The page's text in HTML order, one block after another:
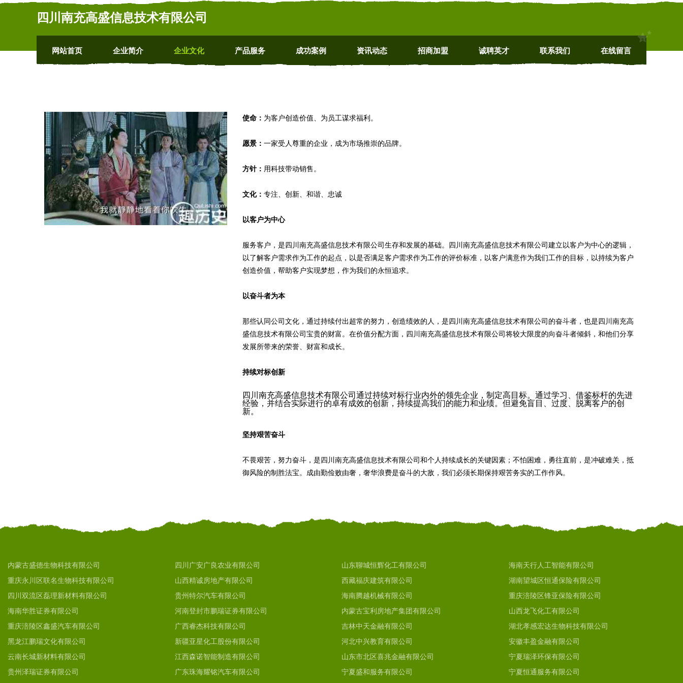
四川南充高盛信息技术有限公司
网站首页 企业简介 企业文化 产品服务 成功案例 资讯动态 招商加盟 诚聘英才 联系我们 在线留言
使命： 为客户创造价值、为员工谋求福利。
愿景： 一家受人尊重的企业，成为市场推崇的品牌。
方针： 用科技带动销售。
文化： 专注、创新、和谐、忠诚
以客户为中心
服务客户，是四川南充高盛信息技术有限公司生存和发展的基础。四川南充高盛信息技术有限公司建立以客户为中心的逻辑，
以了解客户需求作为工作的起点，以是否满足客户需求作为工作的评价标准，以客户满意作为我们工作的目标，以持续为客户
创造价值，帮助客户实现梦想，作为我们的永恒追求。
以奋斗者为本
那些认同公司文化，通过持续付出超常的努力，创造绩效的人，是四川南充高盛信息技术有限公司的奋斗者，也是四川南充高
盛信息技术有限公司宝贵的财富。在价值分配方面，四川南充高盛信息技术有限公司将较大限度的向奋斗者倾斜，和他们分享
发展所带来的荣誉、财富和成长。
持续对标创新
四川南充高盛信息技术有限公司通过持续对标行业内外的领先企业，制定高目标。通过学习、借鉴标杆的先进
经验，并结合实际进行的卓有成效的创新，持续提高我们的能力和业绩。但避免盲目、过度、脱离客户的创
新。
坚持艰苦奋斗
不畏艰苦，努力奋斗，是四川南充高盛信息技术有限公司和个人持续成长的关键因素；不怕困难，勇往直前，是冲破难关，抵
御风险的制胜法宝。成由勤俭败由奢，奢华浪费是奋斗的大敌，我们必须长期保持艰苦务实的工作作风。
内蒙古盛德生物科技有限公司 四川广安广良农业有限公司 山东聊城恒辉化工有限公司
海南天行人工智能有限公司
重庆永川区联名生物科技有限公司
山西精诚房地产有限公司 西藏福庆建筑有限公司
湖南望城区恒通保险有限公司
四川双流区磊理新材料有限公司
贵州特尔汽车有限公司 海南腾越机械有限公司
重庆涪陵区锋亚保险有限公司
海南华胜证券有限公司
河南登封市鹏瑞证券有限公司 内蒙古宝利房地产集团有限公司
山西龙飞化工有限公司
重庆涪陵区鑫盛汽车有限公司
广西睿杰科技有限公司 吉林中天金融有限公司
湖北孝感宏达生物科技有限公司
黑龙江鹏瑞文化有限公司
新疆亚星化工股份有限公司 河北中兴教育有限公司
安徽丰盈金融有限公司
云南长城新材料有限公司
江西森诺智能制造有限公司 山东市北区喜兆金融有限公司
宁夏瑞泽环保有限公司
贵州泽瑞证券有限公司
广东珠海耀铭汽车有限公司 宁夏盛和服务有限公司 宁夏恒通服务有限公司